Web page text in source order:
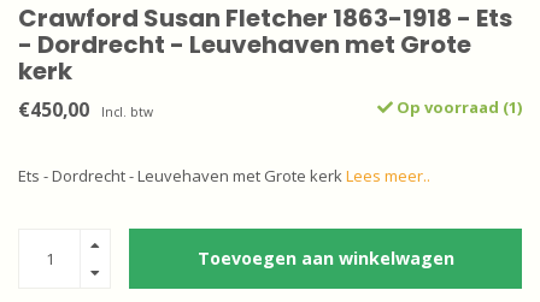
Crawford Susan Fletcher 1863-1918 - Ets
- Dordrecht - Leuvehaven met Grote
kerk
€450,00 Incl. btw Op voorraad (1)
Ets - Dordrecht - Leuvehaven met Grote kerkLees meer..
Toevoegen aan winkelwagen